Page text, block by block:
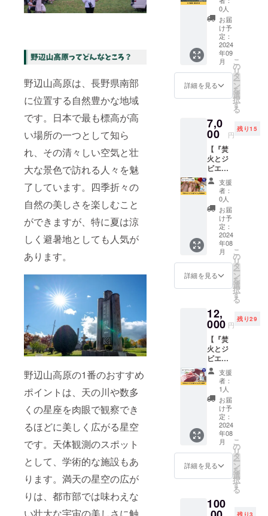
野辺山高原は、長野県南部
に位置する自然豊かな地域
です。日本で最も標高が高
い場所の一つとして知ら
れ、その清々しい空気と壮
大な景色で訪れる人々を魅
了しています。四季折々の
自然の美しさを楽しむこと
ができますが、特に夏は涼
しく避暑地としても人気が
あります。
野辺山高原の1番のおすすめ
ポイントは、天の川や数多
くの星座を肉眼で観察でき
るほどに美しく広がる星空
です。天体観測のスポット
として、学術的な施設もあ
ります。満天の星空の広が
りは、都市部では味わえな
での交
通費実
メール
にて調
整させ
ていた
だきま
す ※現
地まで
費実費
時
・1泊に
つき、
薪10キ
ロ付き
・ロゴ
ステッ
カー5枚
(サイ
※購入順
に日程
を予約
いただ
きま
す。荒
天時振
替可。
※詳細は
メール
にて調
整させ
ていた
だきま
す。 ※
での交
通費実
ず） ・
テント
張り無
制限 ・
1泊2日
チェッ
クイン
14時～
ト～11
時
・1泊に
つき薪5
キロ付
き ・ロ
ゴス
テッ
カー5枚
(サイ
ズ、デ
ザイン
調整中)
・1泊に
つき
タープ
×1 貸
に日程
を予約
いただ
きま
す。荒
天時振
替可。
※詳細は
メール
にて調
整させ
ていた
だきま
す。 ※
現地ま
通費実
費
プ宿
泊】 9
月連休
(14～16
日、21
～23日)
の宿泊
を 優先
的に予
約いた
だき、
プ宿泊
するチ
ケット
です。
（内
容） ・
10名以
下（小
学生未
満含ま
ず） ・
テント
張り無
制限 ・
1泊2日
・
チェッ
チェッ
クアウ
ト～11
時
・1泊に
つき薪5
キロ付
き ・ロ
ゴス
テッ
カー5枚
(サイ
ズ、デ
ザイン
調整中)
・1泊に
つき
付き ※
購入順
0人
お届
け予
定：
2024
年09
月
詳細を見る
こ
の
リ
タ
ー
ン
を
選
択
す
る
7,0
00 円
残り15
【『焚
火とジ
ビエと
赤ワイ
ン』子
供招
待】
8
月3日
(土)〜4
日(日)開
催 ※鹿
解体見
学付 自
主イベ
ント
とジビ
エと赤
ワイ
ン』招
待 子供
（中学
生以
下）1名
分 ※小
学生未
満無料
（内
容） ・
加工施
設（山
梨県北
杜市）
学 ・夕
食：ジ
支援
者：
0人
お届
け予
定：
2024
年08
月
詳細を見る
こ
の
リ
タ
ー
ン
を
選
択
す
る
12,
000 円
残り29
【『焚
火とジ
ビエと
赤ワイ
ン』大
人招
待】 8
月3日
(土)〜4
日(日)開
催
※鹿
解体見
学付 自
主イベ
ント
とジビ
エと赤
支援
者：
1人
お届
け予
定：
2024
年08
月
詳細を見る
こ
の
リ
タ
ー
ン
を
選
択
す
る
100
残り3